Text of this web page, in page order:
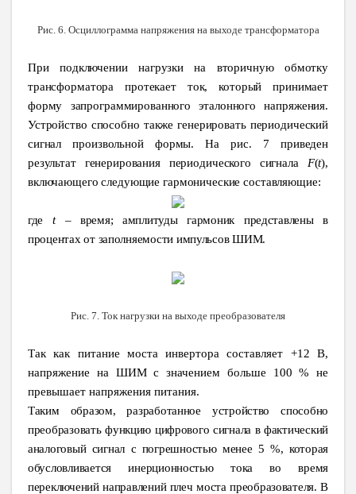
Рис. 6. Осциллограмма напряжения на выходе трансформатора
При подключении нагрузки на вторичную обмотку
трансформатора протекает ток, который принимает
форму запрограммированного эталонного напряжения.
Устройство способно также генерировать периодический
сигнал произвольной формы. На рис. 7 приведен
результат генерирования периодического сигнала F(t),
включающего следующие гармонические составляющие:
где t
– время; амплитуды гармоник представлены в
процентах от заполняемости импульсов ШИМ.
Рис. 7. Ток нагрузки на выходе преобразователя
Так как питание моста инвертора составляет +12 В,
напряжение на ШИМ с значением больше 100 % не
превышает напряжения питания.
Таким образом, разработанное устройство способно
преобразовать функцию цифрового сигнала в фактический
аналоговый сигнал с погрешностью менее 5 %, которая
обусловливается инерционностью тока во время
переключений направлений плеч моста преобразователя. В